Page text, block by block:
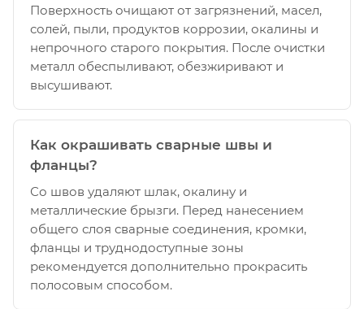
Поверхность очищают от загрязнений, масел,
солей, пыли, продуктов коррозии, окалины и
непрочного старого покрытия. После очистки
металл обеспыливают, обезжиривают и
высушивают.
Как окрашивать сварные швы и
фланцы?
Со швов удаляют шлак, окалину и
металлические брызги. Перед нанесением
общего слоя сварные соединения, кромки,
фланцы и труднодоступные зоны
рекомендуется дополнительно прокрасить
полосовым способом.